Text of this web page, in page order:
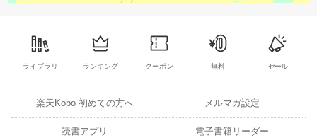
ライブラリ ランキング クーポン 無料 セール
楽天Kobo 初めての方へ メルマガ設定
読書アプリ 電子書籍リーダー